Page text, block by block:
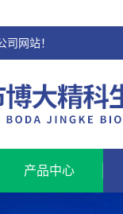
网站！
产品中心